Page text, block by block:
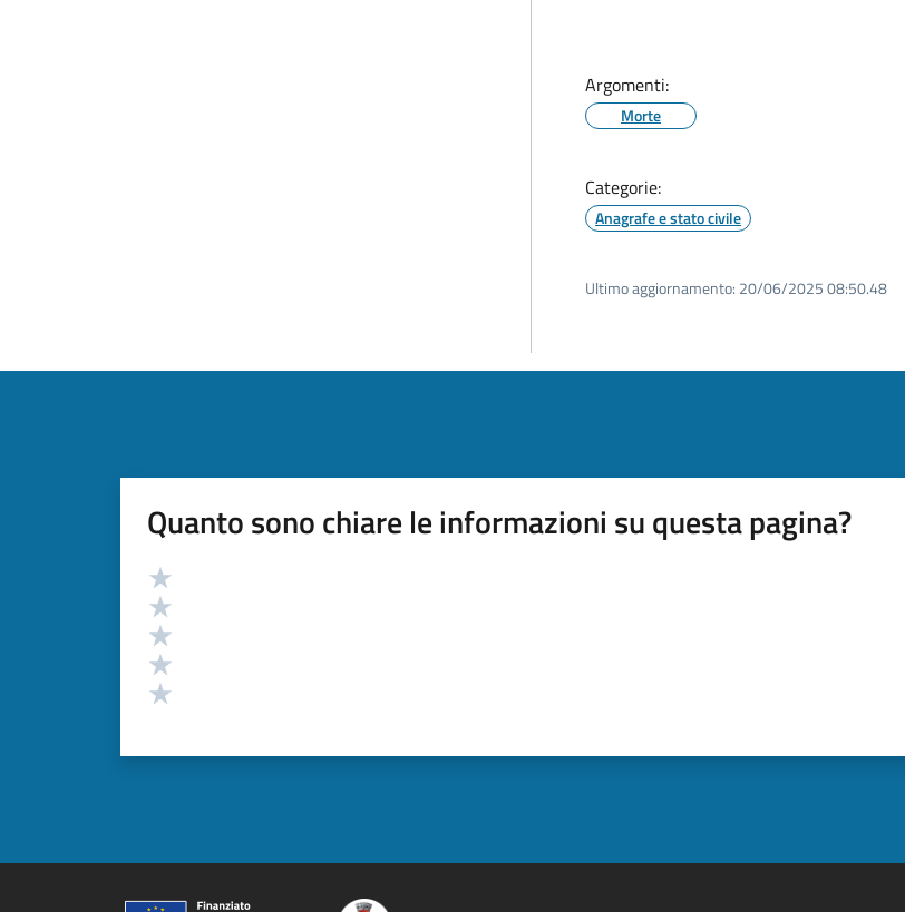
Argomenti:
Morte
Categorie:
Anagrafe e stato civile
Ultimo aggiornamento: 20/06/2025 08:50.48
Quanto sono chiare le informazioni su questa pagina?
Valutazione